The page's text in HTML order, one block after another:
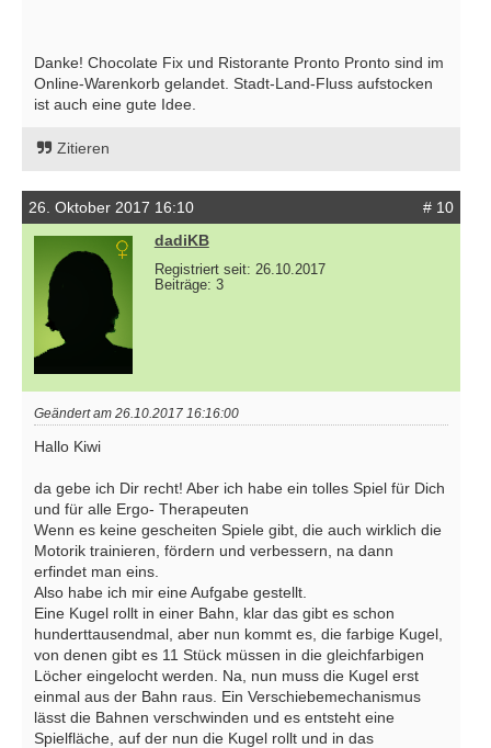
Danke! Chocolate Fix und Ristorante Pronto Pronto sind im
Online-Warenkorb gelandet. Stadt-Land-Fluss aufstocken
ist auch eine gute Idee.
Zitieren
26. Oktober 2017 16:10
# 10
dadiKB
Registriert seit: 26.10.2017
Beiträge: 3
Geändert am 26.10.2017 16:16:00
Hallo Kiwi
da gebe ich Dir recht! Aber ich habe ein tolles Spiel für Dich
und für alle Ergo- Therapeuten
Wenn es keine gescheiten Spiele gibt, die auch wirklich die
Motorik trainieren, fördern und verbessern, na dann
erfindet man eins.
Also habe ich mir eine Aufgabe gestellt.
Eine Kugel rollt in einer Bahn, klar das gibt es schon
hunderttausendmal, aber nun kommt es, die farbige Kugel,
von denen gibt es 11 Stück müssen in die gleichfarbigen
Löcher eingelocht werden. Na, nun muss die Kugel erst
einmal aus der Bahn raus. Ein Verschiebemechanismus
lässt die Bahnen verschwinden und es entsteht eine
Spielfläche, auf der nun die Kugel rollt und in das